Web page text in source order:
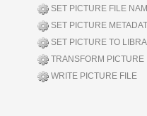
SET PICTURE FILE
SET PICTURE
SET PICTURE TO
TRANSFORM PICTURE
WRITE PICTURE FILE